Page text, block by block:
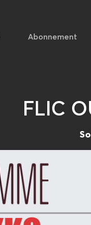
Abonnement
FLIC